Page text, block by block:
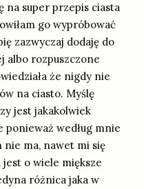
na super przepis ciasta
go wypróbować
zazwyczaj dodaję do
albo rozpuszczone
że nigdy nie
na ciasto. Myślę
jest jakakolwiek
ponieważ według mnie
nie ma, nawet mi się
jest o wiele miększe
różnica jaka w